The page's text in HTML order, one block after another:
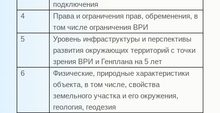
подключения
4
Права и ограничения прав, обременения, в
том числе ограничения ВРИ
5
Уровень инфраструктуры и перспективы
развития окружающих территорий с точки
зрения ВРИ и Генплана на 5 лет
6
Физические, природные характеристики
объекта, в том числе, свойства
земельного участка и его окружения,
геология, геодезия